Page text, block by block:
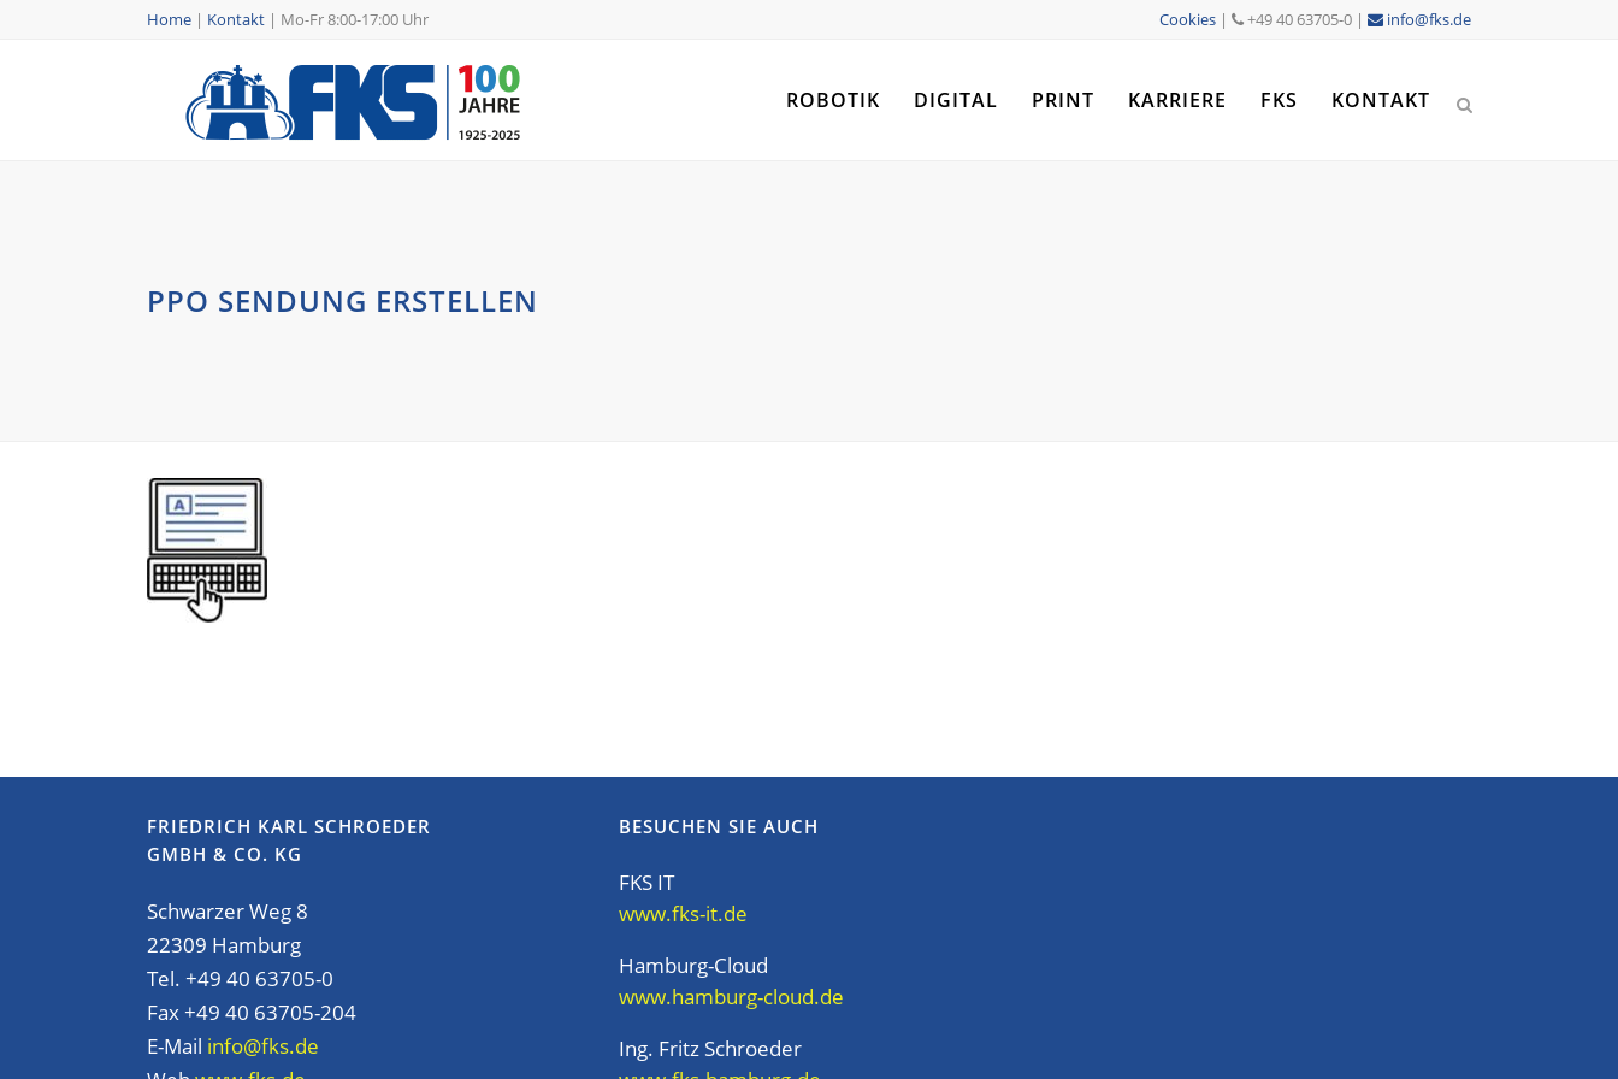
Home | Kontakt | Mo-Fr 8:00-17:00 Uhr Cookies | +49 40 63705-0 | info@fks.de
ROBOTIK DIGITAL PRINT KARRIERE FKS KONTAKT
PPO SENDUNG ERSTELLEN
FRIEDRICH KARL SCHROEDER
GMBH & CO. KG
Schwarzer Weg 8
22309 Hamburg
Tel. +49 40 63705-0
Fax +49 40 63705-204
E-Mail info@fks.de
BESUCHEN SIE AUCH
FKS IT
www.fks-it.de
Hamburg-Cloud
www.hamburg-cloud.de
Ing. Fritz Schroeder